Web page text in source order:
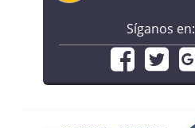
Síganos en: